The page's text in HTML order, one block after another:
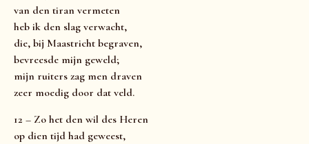
van den tiran vermeten
heb ik den slag verwacht,
die, bij Maastricht begraven,
bevreesde mijn geweld;
mijn ruiters zag men draven
zeer moedig door dat veld.
12 – Zo het den wil des Heren
op dien tijd had geweest,